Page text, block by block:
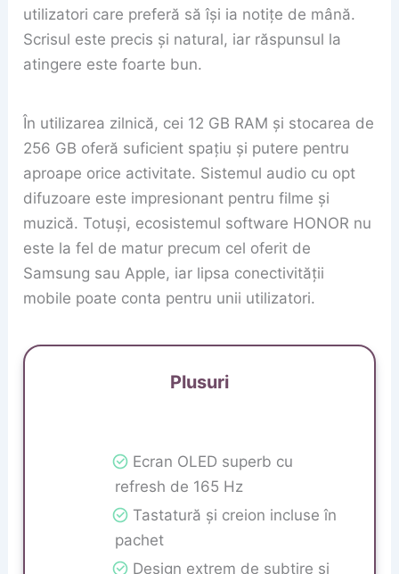
utilizatori care preferă să își ia notițe de mână.
Scrisul este precis și natural, iar răspunsul la
atingere este foarte bun.
În utilizarea zilnică, cei 12 GB RAM și stocarea de
256 GB oferă suficient spațiu și putere pentru
aproape orice activitate. Sistemul audio cu opt
difuzoare este impresionant pentru filme și
muzică. Totuși, ecosistemul software HONOR nu
este la fel de matur precum cel oferit de
Samsung sau Apple, iar lipsa conectivității
mobile poate conta pentru unii utilizatori.
Plusuri
Ecran OLED superb cu
refresh de 165 Hz
Tastatură și creion incluse în
pachet
Design extrem de subțire și